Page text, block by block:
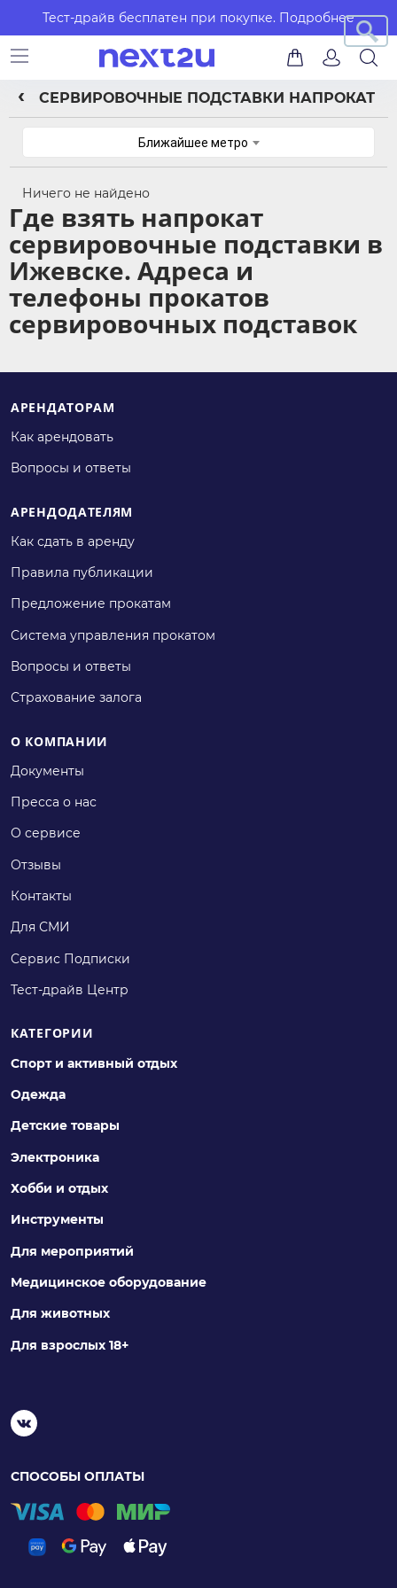
Тест-драйв бесплатен при покупке. Подробнее
СЕРВИРОВОЧНЫЕ ПОДСТАВКИ НАПРОКАТ
Ближайшее метро
Ничего не найдено
Где взять напрокат
сервировочные подставки в
Ижевске. Адреса и
телефоны прокатов
сервировочных подставок
АРЕНДАТОРАМ
Как арендовать
Вопросы и ответы
АРЕНДОДАТЕЛЯМ
Как сдать в аренду
Правила публикации
Предложение прокатам
Система управления прокатом
Вопросы и ответы
Страхование залога
О КОМПАНИИ
Документы
Пресса о нас
О сервисе
Отзывы
Контакты
Для СМИ
Сервис Подписки
Тест-драйв Центр
КАТЕГОРИИ
Спорт и активный отдых
Одежда
Детские товары
Электроника
Хобби и отдых
Инструменты
Для мероприятий
Медицинское оборудование
Для животных
Для взрослых 18+
СПОСОБЫ ОПЛАТЫ